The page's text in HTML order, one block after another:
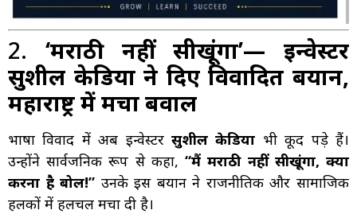
2. ‘मराठी नहीं सीखूंगा’— इन्वेस्टर
सुशील केडिया ने दिए विवादित बयान,
महाराष्ट्र में मचा बवाल
भाषा विवाद में अब इन्वेस्टर सुशील केडिया भी कूद पड़े हैं।
उन्होंने सार्वजनिक रूप से कहा,“मैं मराठी नहीं सीखूंगा, क्या
करना है बोल!” उनके इस बयान ने राजनीतिक और सामाजिक
हलकों में हलचल मचा दी है।